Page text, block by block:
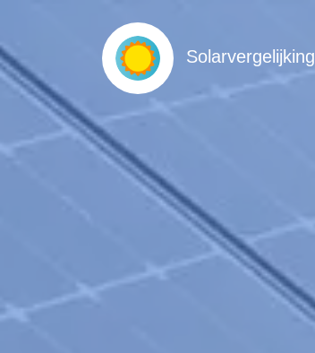
Solarvergelijking